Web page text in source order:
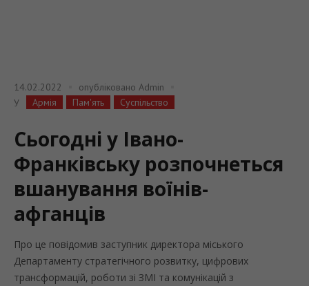
14.02.2022 опубліковано Admin
У
Армія Пам'ять Суспільство
Сьогодні у Івано-
Франківську розпочнеться
вшанування воїнів-
афганців
Про це повідомив заступник директора міського
Департаменту стратегічного розвитку, цифрових
трансформацій, роботи зі ЗМІ та комунікацій з